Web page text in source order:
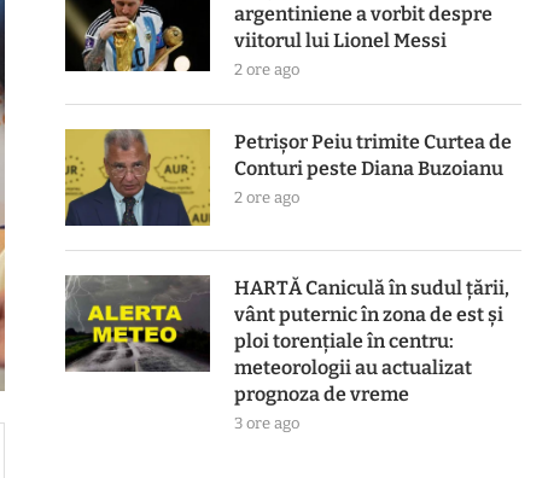
argentiniene a vorbit despre
viitorul lui Lionel Messi
2 ore ago
Petrișor Peiu trimite Curtea de
Conturi peste Diana Buzoianu
2 ore ago
HARTĂ Caniculă în sudul țării,
vânt puternic în zona de est și
ploi torențiale în centru:
meteorologii au actualizat
prognoza de vreme
3 ore ago